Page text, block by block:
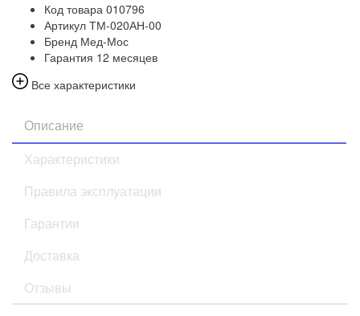
Код товара 010796
Артикул ТМ-020АН-00
Бренд Мед-Мос
Гарантия 12 месяцев
Все характеристики
Описание
Характеристики
Правила эксплуатации
Гарантии
Доставка
Отзывы